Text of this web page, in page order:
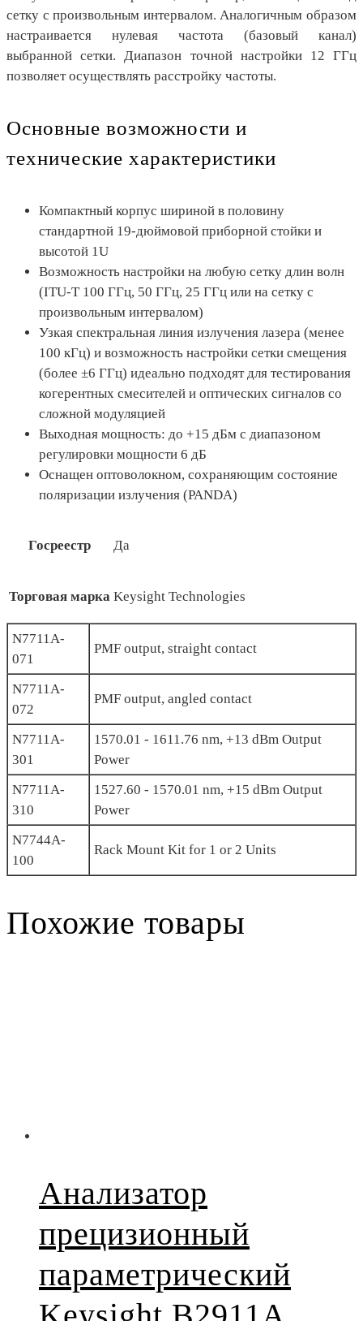
сетку с произвольным интервалом. Аналогичным образом
настраивается нулевая частота (базовый канал)
выбранной сетки. Диапазон точной настройки 12 ГГц
позволяет осуществлять расстройку частоты.
Основные возможности и
технические характеристики
Компактный корпус шириной в половину
стандартной 19-дюймовой приборной стойки и
высотой 1U
Возможность настройки на любую сетку длин волн
(ITU-T 100 ГГц, 50 ГГц, 25 ГГц или на сетку с
произвольным интервалом)
Узкая спектральная линия излучения лазера (менее
100 кГц) и возможность настройки сетки смещения
(более ±6 ГГц) идеально подходят для тестирования
когерентных смесителей и оптических сигналов со
сложной модуляцией
Выходная мощность: до +15 дБм с диапазоном
регулировки мощности 6 дБ
Оснащен оптоволокном, сохраняющим состояние
поляризации излучения (PANDA)
Госреестр Да
Торговая марка Keysight Technologies
N7711A-
071
PMF output, straight contact
N7711A-
072
PMF output, angled contact
N7711A-
301
1570.01 - 1611.76 nm, +13 dBm Output
Power
N7711A-
310
1527.60 - 1570.01 nm, +15 dBm Output
Power
N7744A-
100
Rack Mount Kit for 1 or 2 Units
Похожие товары
Анализатор
прецизионный
параметрический